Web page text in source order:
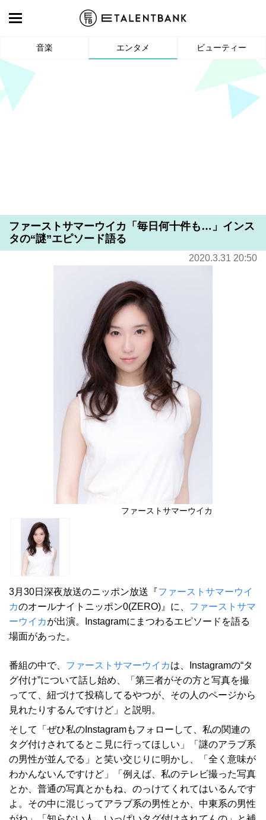
音楽 エンタメ ビューティー
ファーストサマーウイカ「毎日何十件も…」インス
タの“謎”エピソード語る
2020.3.31 20:50
ファーストサマーウイカ
3月30日深夜放送のニッポン放送『ファーストサマーウイ
カのオールナイトニッポン0(ZERO)』に、 ファーストサマ
ーウイカが出演。Instagramにまつわるエピソードを語る
場面があった。
番組の中で、 ファーストサマーウイカは、Instagramの“タ
グ付け”について話し始め、「第三者がその方と写真を撮
ってて、紐づけて投稿してるやつが、その人のページから
見れたりするんですけど」と説明。
そして「ぜひ私のInstagramもフォローして、私の関連の
タグ付けされてるとこ見に行ってほしい」「謎のアラブ系
の男性が並んでる」と笑い交じりに明かし、「全く意味が
わかんないんですけど」「例えば、私のテレビ撮った写真
とか、普通の写真とかもね、のっけてくれてはいるんです
よ。その中に混じってアラブ系の男性とか、中東系の男性